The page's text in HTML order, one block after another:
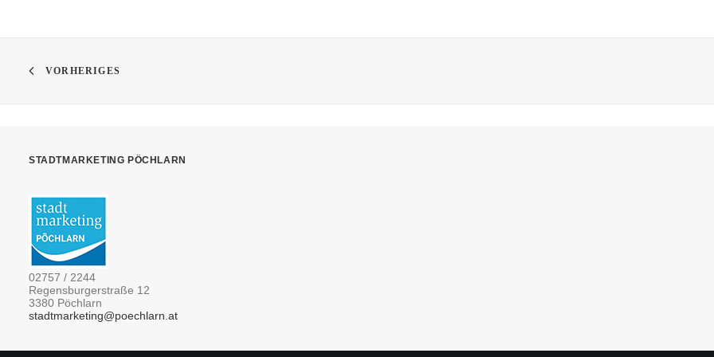
VORHERIGES
STADTMARKETING PÖCHLARN
02757 / 2244
Regensburgerstraße 12
3380 Pöchlarn
stadtmarketing@poechlarn.at